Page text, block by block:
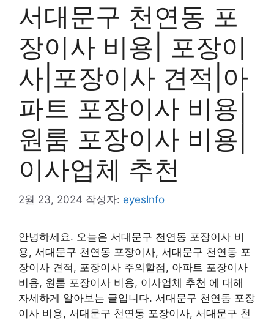
서대문구 천연동 포
장이사 비용| 포장이
사|포장이사 견적|아
파트 포장이사 비용|
원룸 포장이사 비용|
이사업체 추천
2월 23, 2024 작성자: eyesInfo
안녕하세요. 오늘은 서대문구 천연동 포장이사 비
용, 서대문구 천연동 포장이사, 서대문구 천연동 포
장이사 견적, 포장이사 주의할점, 아파트 포장이사
비용, 원룸 포장이사 비용, 이사업체 추천 에 대해
자세하게 알아보는 글입니다. 서대문구 천연동 포장
이사 비용, 서대문구 천연동 포장이사, 서대문구 천